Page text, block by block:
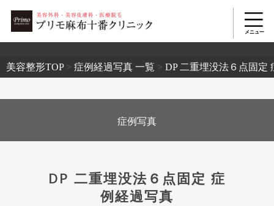
美容整形TOP> 症例経過写真 一覧 > DP 二重埋没法６点固定
症例写真
DP 二重埋没法６点固定 症
例経過写真